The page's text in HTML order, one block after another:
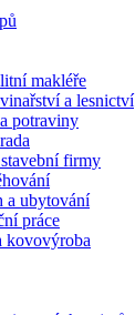
makléře
a lesnictví
potraviny
firmy
a ubytování
práce
kovovýroba